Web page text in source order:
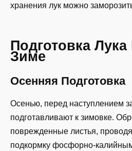
хранения лук можно
Подготовка Лука
Зиме
Осенняя Подготовка
Осенью, перед наступлением
подготавливают к зимовке.
поврежденные листья,
подкормку фосфорно-